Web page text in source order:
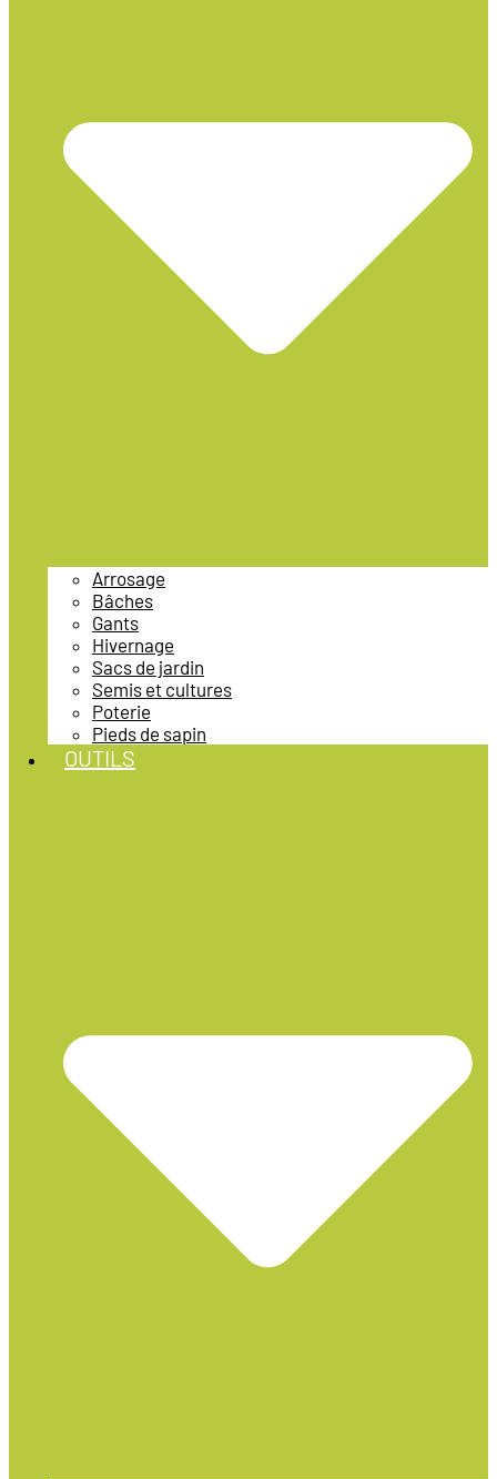
Arrosage
Bâches
Gants
Hivernage
Sacs de jardin
Semis et cultures
Poterie
Pieds de sapin
OUTILS